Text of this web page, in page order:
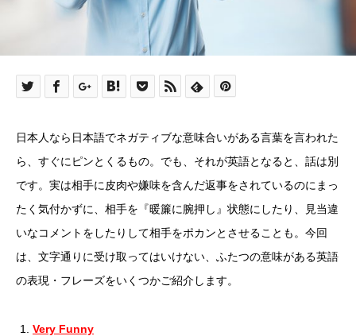
日本人なら日本語でネガティブな意味合いがある言葉を言われた
ら、すぐにピンとくるもの。でも、それが英語となると、話は別
です。実は相手に皮肉や嫌味を含んだ返事をされているのにまっ
たく気付かずに、相手を『暖簾に腕押し』状態にしたり、見当違
いなコメントをしたりして相手をポカンとさせることも。今回
は、文字通りに受け取ってはいけない、ふたつの意味がある英語
の表現・フレーズをいくつかご紹介します。
Very Funny